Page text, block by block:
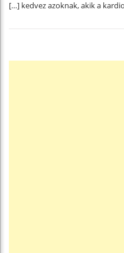
[…] kedvez azoknak, akik a